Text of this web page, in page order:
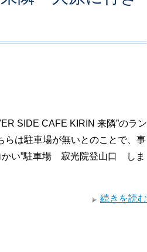
SIDE CAFE KIRIN 来隣”のラン
らは駐車場が無いとのことで、事
かい”駐車場 寂光院登山口 しま
続きを読む